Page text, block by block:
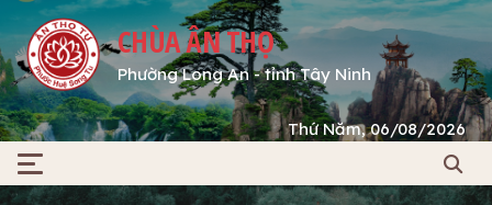
CHÙA ÂN THỌ
Phường Long An - tỉnh Tây Ninh
Thứ Năm, 06/08/2026